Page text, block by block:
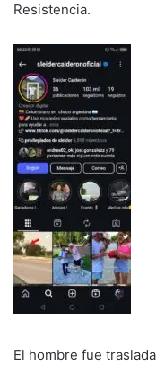
Resistencia.
El hombre fue